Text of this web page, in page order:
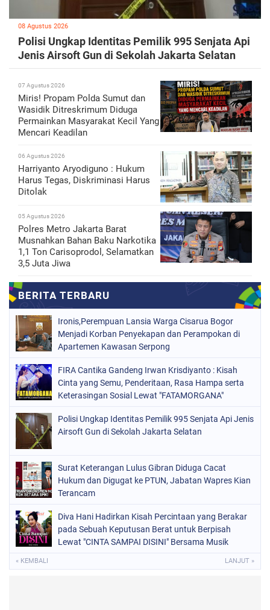
08 Agustus 2026
Polisi Ungkap Identitas Pemilik 995 Senjata Api
Jenis Airsoft Gun di Sekolah Jakarta Selatan
07 Agustus 2026
Miris! Propam Polda Sumut dan
Wasidik Ditreskrimum Diduga
Permainkan Masyarakat Kecil Yang
Mencari Keadilan
06 Agustus 2026
Harriyanto Aryodiguno : Hukum
Harus Tegas, Diskriminasi Harus
Ditolak
05 Agustus 2026
Polres Metro Jakarta Barat
Musnahkan Bahan Baku Narkotika
1,1 Ton Carisoprodol, Selamatkan
3,5 Juta Jiwa
Ironis,Perempuan Lansia Warga Cisarua Bogor
Menjadi Korban Penyekapan dan Perampokan di
Apartemen Kawasan Serpong
FIRA Cantika Gandeng Irwan Krisdiyanto : Kisah
Cinta yang Semu, Penderitaan, Rasa Hampa serta
Keterasingan Sosial Lewat "FATAMORGANA"
Polisi Ungkap Identitas Pemilik 995 Senjata Api Jenis
Airsoft Gun di Sekolah Jakarta Selatan
Surat Keterangan Lulus Gibran Diduga Cacat
Hukum dan Digugat ke PTUN, Jabatan Wapres Kian
Terancam
Diva Hani Hadirkan Kisah Percintaan yang Berakar
pada Sebuah Keputusan Berat untuk Berpisah
Lewat "CINTA SAMPAI DISINI" Bersama Musik
« KEMBALI LANJUT »